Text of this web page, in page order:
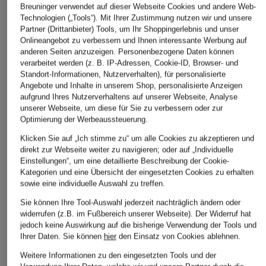
Breuninger verwendet auf dieser Webseite Cookies und andere Web-
Technologien („Tools“). Mit Ihrer Zustimmung nutzen wir und unsere
Partner (Drittanbieter) Tools, um Ihr Shoppingerlebnis und unser
Onlineangebot zu verbessern und Ihnen interessante Werbung auf
anderen Seiten anzuzeigen. Personenbezogene Daten können
verarbeitet werden (z. B. IP-Adressen, Cookie-ID, Browser- und
Standort-Informationen, Nutzerverhalten), für personalisierte
Angebote und Inhalte in unserem Shop, personalisierte Anzeigen
aufgrund Ihres Nutzerverhaltens auf unserer Webseite, Analyse
unserer Webseite, um diese für Sie zu verbessern oder zur
Optimierung der Werbeaussteuerung.
Klicken Sie auf „Ich stimme zu“ um alle Cookies zu akzeptieren und
direkt zur Webseite weiter zu navigieren; oder auf „Individuelle
Einstellungen“, um eine detaillierte Beschreibung der Cookie-
Kategorien und eine Übersicht der eingesetzten Cookies zu erhalten
sowie eine individuelle Auswahl zu treffen.
Sie können Ihre Tool-Auswahl jederzeit nachträglich ändern oder
widerrufen (z.B. im Fußbereich unserer Webseite). Der Widerruf hat
jedoch keine Auswirkung auf die bisherige Verwendung der Tools und
Ihrer Daten. Sie können hierden Einsatz von Cookies ablehnen.
Weitere Informationen zu den eingesetzten Tools und der